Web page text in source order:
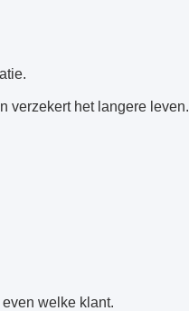
verzekert het langere leven.
welke klant.